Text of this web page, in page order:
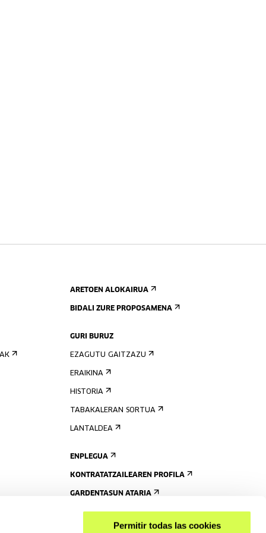
Permitir todas las cookies
ARETOEN ALOKAIRUA
BIDALI ZURE PROPOSAMENA
GURI BURUZ
EZAGUTU GAITZAZU
ERAIKINA
HISTORIA
TABAKALERAN SORTUA
LANTALDEA
ENPLEGUA
KONTRATATZAILEAREN PROFILA
GARDENTASUN ATARIA